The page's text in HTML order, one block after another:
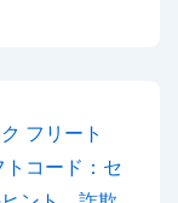
フリート
トコード：セ